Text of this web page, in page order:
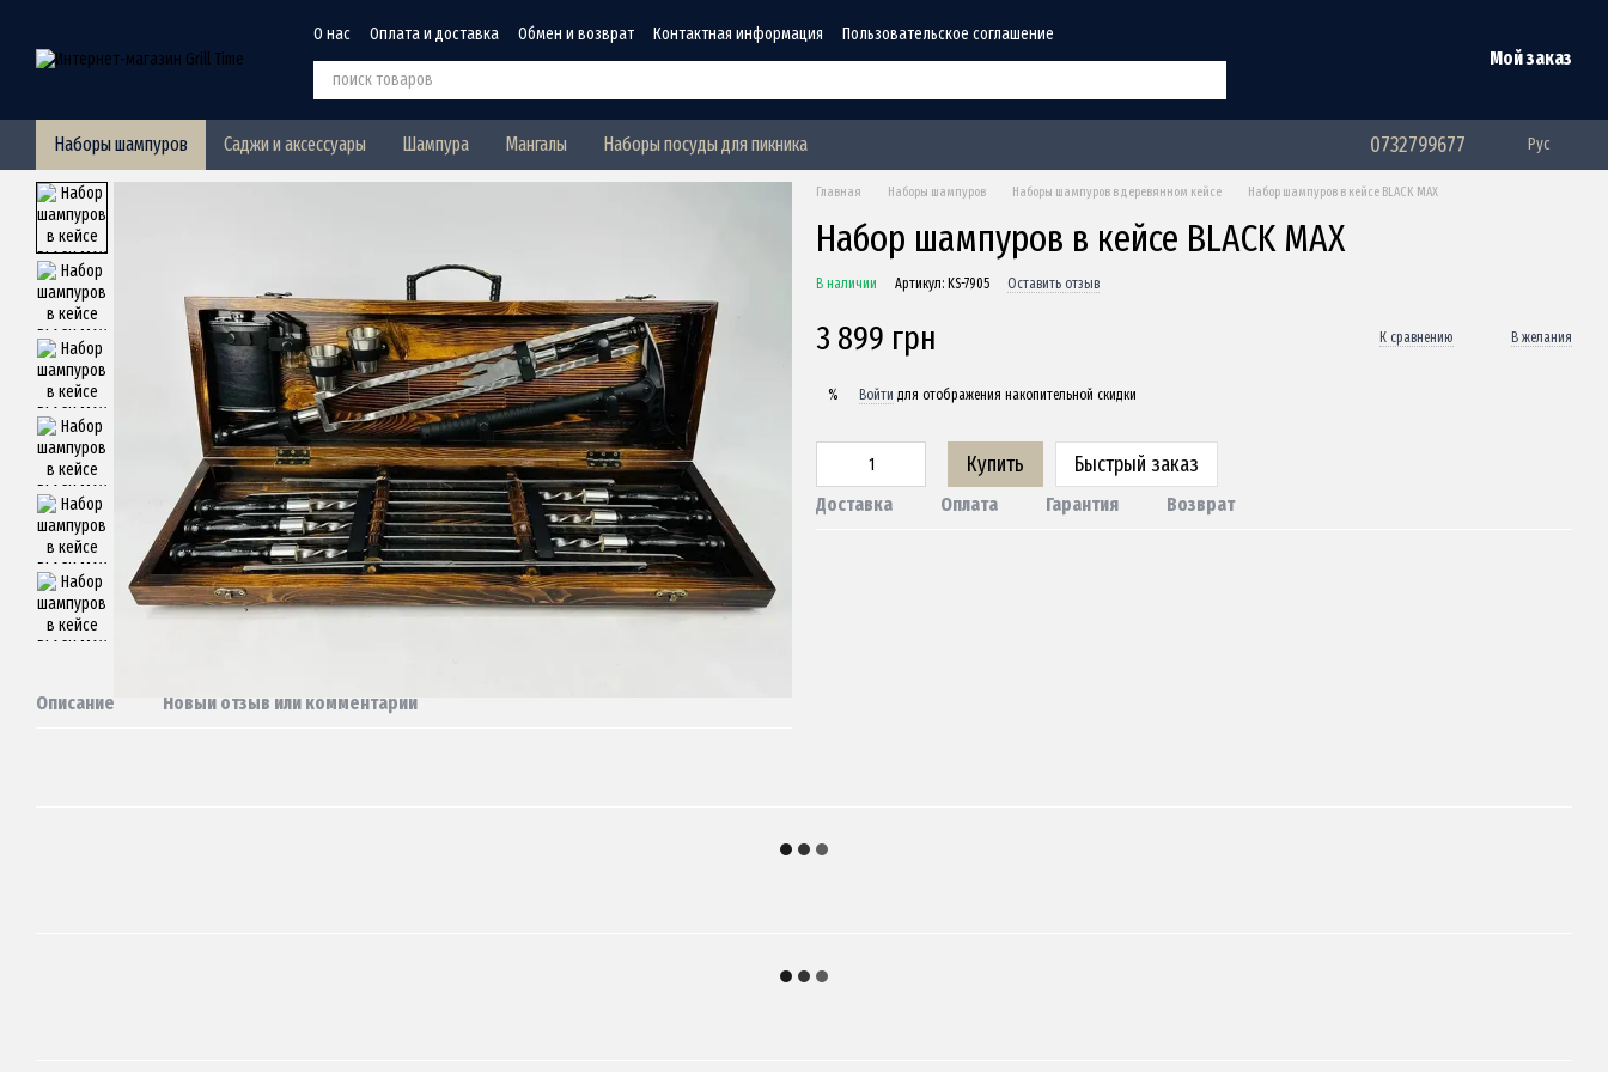
О нас Оплата и доставка Обмен и возврат Контактная информация
Пользовательское соглашение
Политика конфиденциальности
Мой заказ
Наборы шампуров Саджи и аксессуары Шампура Мангалы Наборы посуды для пикника 0732799677 Рус
Описание Новый отзыв или комментарий
Главная Наборы шампуров Наборы шампуров в деревянном кейсе Набор шампуров в кейсе BLACK MAX
Набор шампуров в кейсе BLACK MAX
В наличии Артикул: KS-7905 Оставить отзыв
3 899 грн К сравнению В желания
% Войти для отображения накопительной скидки
Купить Быстрый заказ
Доставка Оплата Гарантия Возврат